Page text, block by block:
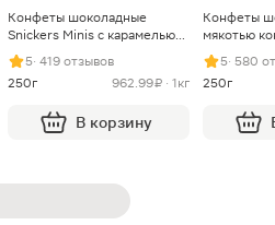
Конфеты шоколадные
Snickers Minis с карамелью
арахисом и нугой
5· 419 отзывов
250г
962.99 ₽ · 1кг
В корзину
Конфеты
мякотью
5· 580
250г